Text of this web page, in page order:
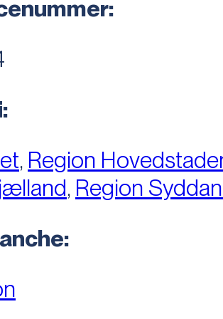
, Region
, Region